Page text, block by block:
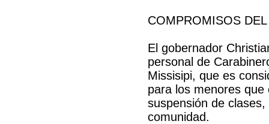
COMPROMISOS
El gobernador
personal de
Missisipi, que es
para los menores
suspensión de
comunidad.